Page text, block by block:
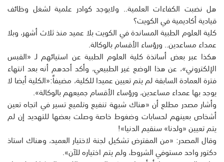
هل نضبت الكفاءات العلمية.. ولايوجد كوادر علمية لشغل وظائف
قيادية أكاديمية في الكويت؟
كلية العلوم الطبية المساندة في الكويت بلا عميد منذ ثلاث أشهر، وبلا
عمداء مساعدين.. ورؤساء الأقسام بالوكالة.
هكذا عبر بعض أساتذة كلية العلوم الطبية عن استيائهم لـ «القبس
الإلكتروني»، عن هذا الوضع غير الطبيعي، وأكد أحدهم أنه بعد انتهاء
فترة العمادة السابقة لم يتم تعيين عميدا للكلية، مضيفاً:«الكلية أيضا لا
يوجد بها عمداء مساعدين، ورؤساء الأقسام جميعهم بالوكالة».
وأشار مصدر مطلع أن «هناك شبهة تنفيع وتلميع تسير في اتجاه تعين
أشخاص بعينهم لحسابات وضغوط خاصة وصلت بعضها للتهديد إن لم
يتم تعيين «ولدنا» سنقيم الدنيا»!
وقال المصدر: «من المفترض تشكيل لجنة لاختيار العميد، وهناك استاذ
دكتور واحد مستوفي الشروط، ولم يتم اختياره للآن».